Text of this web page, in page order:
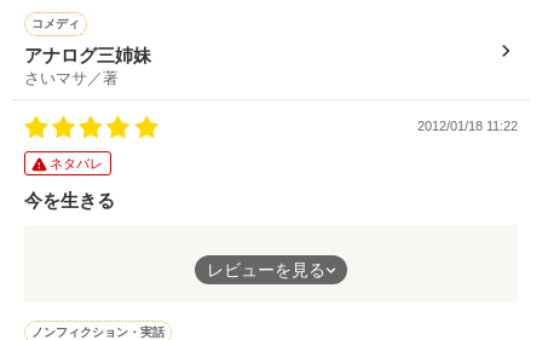
かわせつきひと様
録画の仕方なんて分からない
最新機器に疎いアナログな三姉妹ですが、『分かる分かる!』と
頷ける所も沢山あります(^^)
ドタバタな中にもクスッと笑える所や切ない所など沢山詰まって
るお話しでした。
アナログだけど、家電を通して三姉妹の絆は深まってます(^_^)v
コメディ
アナログ三姉妹
さいマサ／著
2012/01/18 11:22
ネタバレ
今を生きる
最愛の人の死で光を失った。
忘れようと他の人と結婚してみても忘れられる訳が無くて、別れ
レビューを見る
ノンフィクション・実話